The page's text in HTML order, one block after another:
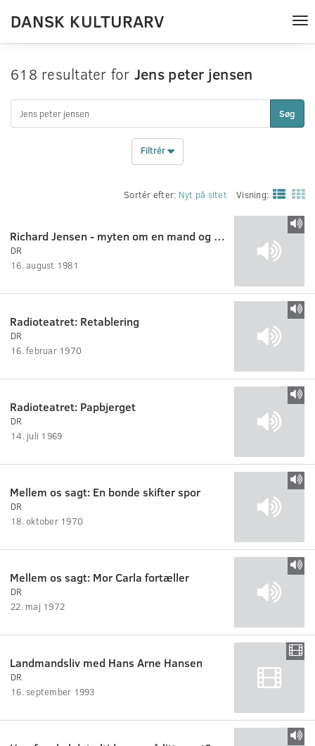
DANSK KULTURARV
618 resultater for Jens peter jensen
Søg
Filtrér
Sortér efter: Nyt på sitet Visning:
Richard Jensen - myten om en mand og en tid 6:7
DR
16. august 1981
Radioteatret: Retablering
DR
16. februar 1970
Radioteatret: Papbjerget
DR
14. juli 1969
Mellem os sagt: En bonde skifter spor
DR
18. oktober 1970
Mellem os sagt: Mor Carla fortæller
DR
22. maj 1972
Landmandsliv med Hans Arne Hansen
DR
16. september 1993